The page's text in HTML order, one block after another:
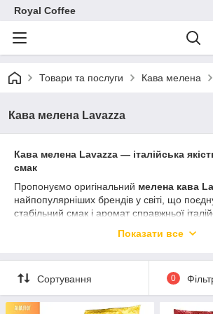
Royal Coffee
Товари та послуги Кава мелена
Кава мелена Lavazza
Кава мелена Lavazza — італійська
смак
Пропонуємо оригінальний мелена кава
найпопулярніших брендів у світі, що
стабільний смак і аромат справжньої
Lavazza Caffè Espresso—
арабіка
Lavazza Qualità Rossa— суміш
густої та міцної
Показати все
Сортування 0